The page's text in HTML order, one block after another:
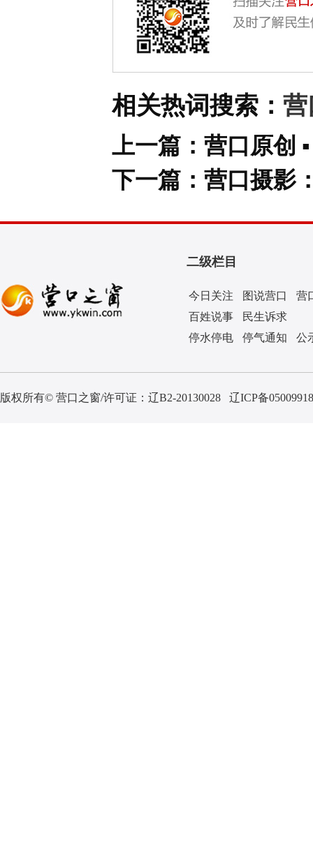
相关热词搜索： 营
上一篇： 营口原创
下一篇： 营口摄影
二级栏目
今日关注 图说营口
营
百姓说事
民生诉求
停水停电
停气通知 公
版权所有© 营口之窗/许可证： 辽B2-20130028 辽ICP备